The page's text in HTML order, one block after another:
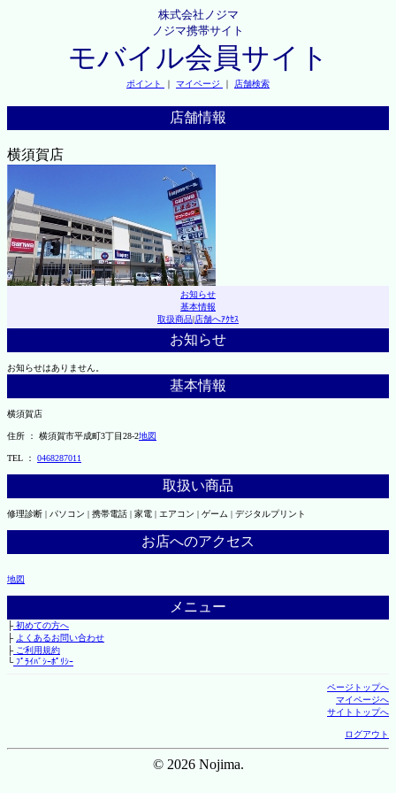
株式会社ノジマ
ノジマ携帯サイト
モバイル会員サイト
ポイント ｜ マイページ ｜ 店舗検索
店舗情報
横須賀店
お知らせ
基本情報
取扱商品|店舗へｱｸｾｽ
お知らせ
お知らせはありません。
基本情報
横須賀店
住所 ： 横須賀市平成町3丁目28-2地図
TEL ： 0468287011
取扱い商品
修理診断 | パソコン | 携帯電話 | 家電 | エアコン | ゲーム | デジタルプリント
お店へのアクセス
地図
メニュー
├初めての方へ
├ よくあるお問い合わせ
├ご利用規約
└ﾌﾟﾗｲﾊﾞｼｰﾎﾟﾘｼｰ
ページトップへ
マイページへ
サイトトップへ
ログアウト
© 2026 Nojima.